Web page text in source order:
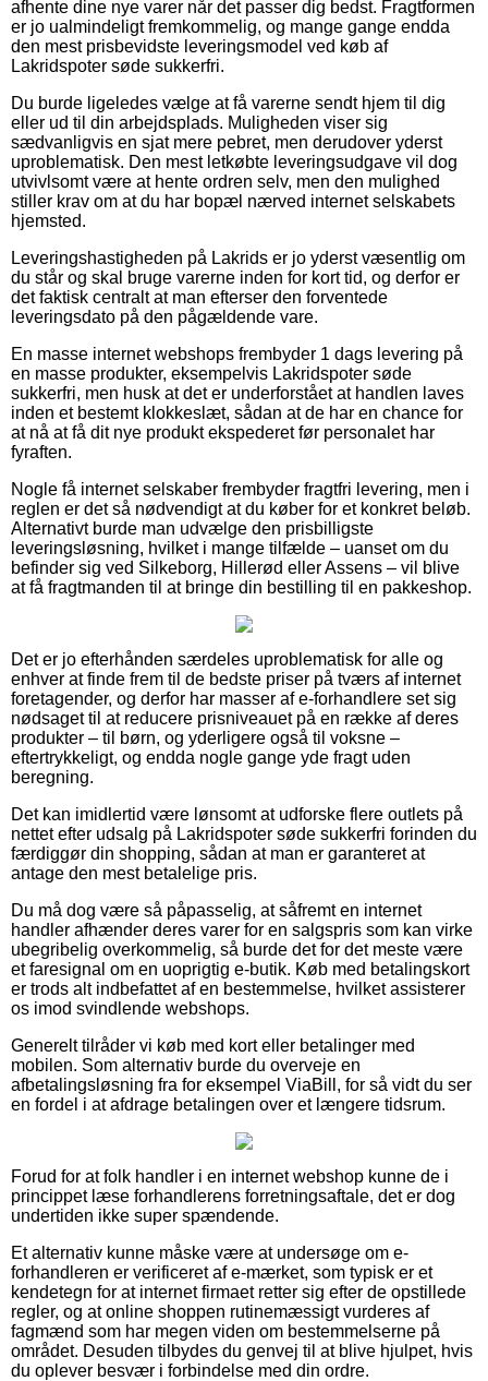
afhente dine nye varer når det passer dig bedst. Fragtformen
er jo ualmindeligt fremkommelig, og mange gange endda
den mest prisbevidste leveringsmodel ved køb af
Lakridspoter søde sukkerfri.
Du burde ligeledes vælge at få varerne sendt hjem til dig
eller ud til din arbejdsplads. Muligheden viser sig
sædvanligvis en sjat mere pebret, men derudover yderst
uproblematisk. Den mest letkøbte leveringsudgave vil dog
utvivlsomt være at hente ordren selv, men den mulighed
stiller krav om at du har bopæl nærved internet selskabets
hjemsted.
Leveringshastigheden på Lakrids er jo yderst væsentlig om
du står og skal bruge varerne inden for kort tid, og derfor er
det faktisk centralt at man efterser den forventede
leveringsdato på den pågældende vare.
En masse internet webshops frembyder 1 dags levering på
en masse produkter, eksempelvis Lakridspoter søde
sukkerfri, men husk at det er underforstået at handlen laves
inden et bestemt klokkeslæt, sådan at de har en chance for
at nå at få dit nye produkt ekspederet før personalet har
fyraften.
Nogle få internet selskaber frembyder fragtfri levering, men i
reglen er det så nødvendigt at du køber for et konkret beløb.
Alternativt burde man udvælge den prisbilligste
leveringsløsning, hvilket i mange tilfælde – uanset om du
befinder sig ved Silkeborg, Hillerød eller Assens – vil blive
at få fragtmanden til at bringe din bestilling til en pakkeshop.
Det er jo efterhånden særdeles uproblematisk for alle og
enhver at finde frem til de bedste priser på tværs af internet
foretagender, og derfor har masser af e-forhandlere set sig
nødsaget til at reducere prisniveauet på en række af deres
produkter – til børn, og yderligere også til voksne –
eftertrykkeligt, og endda nogle gange yde fragt uden
beregning.
Det kan imidlertid være lønsomt at udforske flere outlets på
nettet efter udsalg på Lakridspoter søde sukkerfri forinden du
færdiggør din shopping, sådan at man er garanteret at
antage den mest betalelige pris.
Du må dog være så påpasselig, at såfremt en internet
handler afhænder deres varer for en salgspris som kan virke
ubegribelig overkommelig, så burde det for det meste være
et faresignal om en uoprigtig e-butik. Køb med betalingskort
er trods alt indbefattet af en bestemmelse, hvilket assisterer
os imod svindlende webshops.
Generelt tilråder vi køb med kort eller betalinger med
mobilen. Som alternativ burde du overveje en
afbetalingsløsning fra for eksempel ViaBill, for så vidt du ser
en fordel i at afdrage betalingen over et længere tidsrum.
Forud for at folk handler i en internet webshop kunne de i
princippet læse forhandlerens forretningsaftale, det er dog
undertiden ikke super spændende.
Et alternativ kunne måske være at undersøge om e-
forhandleren er verificeret af e-mærket, som typisk er et
kendetegn for at internet firmaet retter sig efter de opstillede
regler, og at online shoppen rutinemæssigt vurderes af
fagmænd som har megen viden om bestemmelserne på
området. Desuden tilbydes du genvej til at blive hjulpet, hvis
du oplever besvær i forbindelse med din ordre.